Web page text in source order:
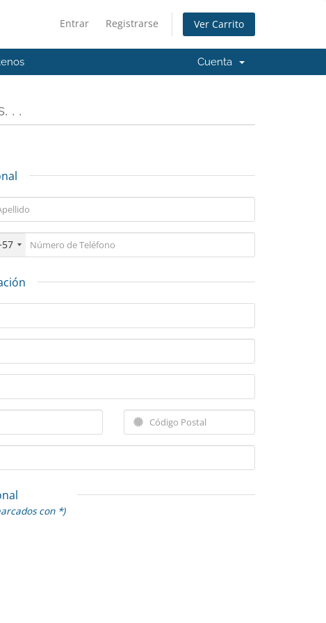
Entrar Registrarse Ver Carrito
Cuenta
. .
con *)